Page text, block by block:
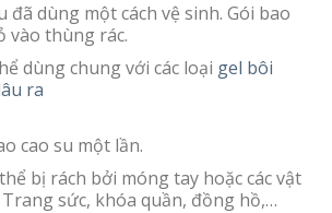
đã dùng một cách vệ sinh. Gói bao
vào thùng rác.
dùng chung với các loại gel bôi
ra
cao su một lần.
bị rách bởi móng tay hoặc các vật
sức, khóa quần, đồng hồ,…